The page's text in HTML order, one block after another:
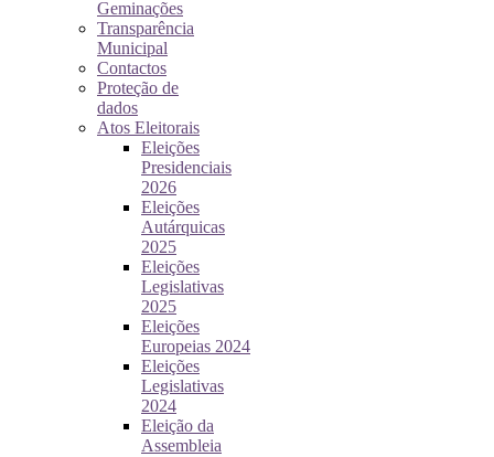
Geminações
Transparência
Municipal
Contactos
Proteção de
dados
Atos Eleitorais
Eleições
Presidenciais
2026
Eleições
Autárquicas
2025
Eleições
Legislativas
2025
Eleições
Europeias 2024
Eleições
Legislativas
2024
Eleição da
Assembleia